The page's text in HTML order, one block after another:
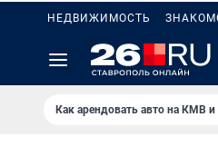
НЕДВИЖИМОСТЬ
Как арендовать авто на КМВ и